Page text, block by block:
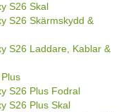
S26 Skal
S26 Skärmskydd &
S26 Laddare, Kablar &
S26 Plus Fodral
S26 Plus Skal